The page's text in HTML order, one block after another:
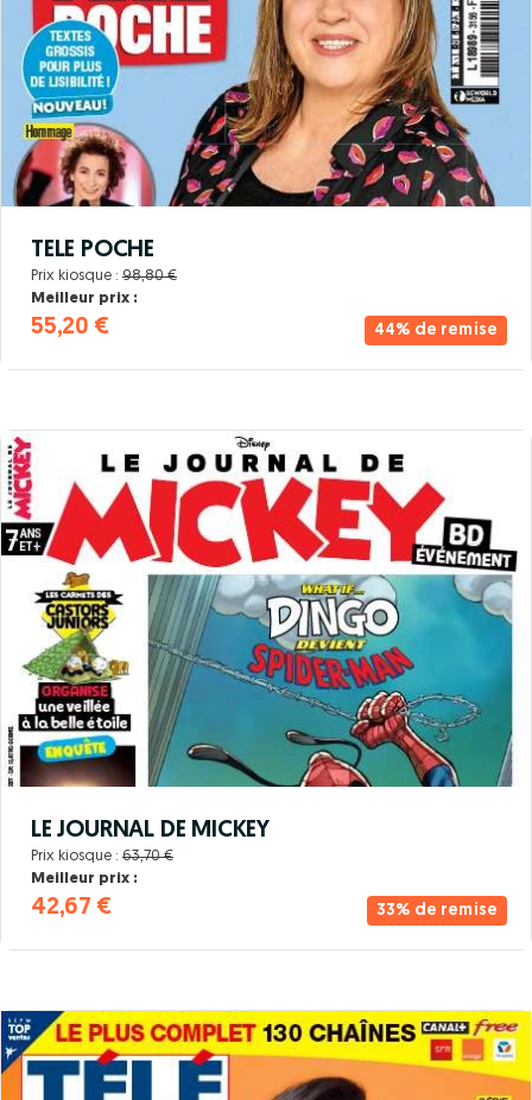
44% de remise
TELE POCHE
Prix kiosque : 98,80 €
Meilleur prix :
55,20 €
33% de remise
LE JOURNAL DE MICKEY
Prix kiosque : 63,70 €
Meilleur prix :
42,67 €